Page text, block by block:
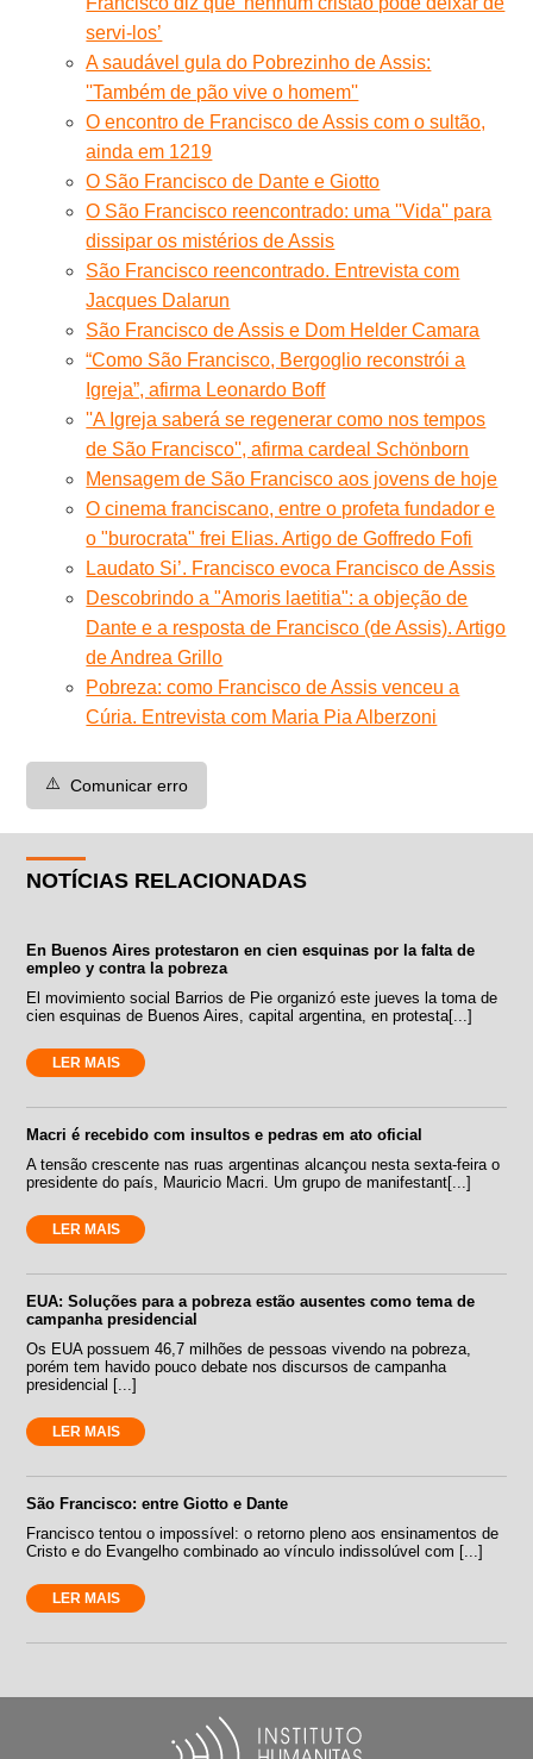
servi-los’
A saudável gula do Pobrezinho de Assis:
''Também de pão vive o homem''
O encontro de Francisco de Assis com o sultão,
ainda em 1219
O São Francisco de Dante e Giotto
O São Francisco reencontrado: uma ''Vida'' para
dissipar os mistérios de Assis
São Francisco reencontrado. Entrevista com
Jacques Dalarun
São Francisco de Assis e Dom Helder Camara
“Como São Francisco, Bergoglio reconstrói a
Igreja”, afirma Leonardo Boff
''A Igreja saberá se regenerar como nos tempos
de São Francisco'', afirma cardeal Schönborn
Mensagem de São Francisco aos jovens de hoje
O cinema franciscano, entre o profeta fundador e
o "burocrata" frei Elias. Artigo de Goffredo Fofi
Laudato Si’. Francisco evoca Francisco de Assis
Descobrindo a "Amoris laetitia": a objeção de
Dante e a resposta de Francisco (de Assis). Artigo
de Andrea Grillo
Pobreza: como Francisco de Assis venceu a
Cúria. Entrevista com Maria Pia Alberzoni
⚠️ Comunicar erro
NOTÍCIAS RELACIONADAS
En Buenos Aires protestaron en cien esquinas por la falta de
empleo y contra la pobreza
El movimiento social Barrios de Pie organizó este jueves la toma de
cien esquinas de Buenos Aires, capital argentina, en protesta[...]
LER MAIS
Macri é recebido com insultos e pedras em ato oficial
A tensão crescente nas ruas argentinas alcançou nesta sexta-feira o
presidente do país, Mauricio Macri. Um grupo de manifestant[...]
LER MAIS
EUA: Soluções para a pobreza estão ausentes como tema de
campanha presidencial
Os EUA possuem 46,7 milhões de pessoas vivendo na pobreza,
porém tem havido pouco debate nos discursos de campanha
presidencial [...]
LER MAIS
São Francisco: entre Giotto e Dante
Francisco tentou o impossível: o retorno pleno aos ensinamentos de
Cristo e do Evangelho combinado ao vínculo indissolúvel com [...]
LER MAIS